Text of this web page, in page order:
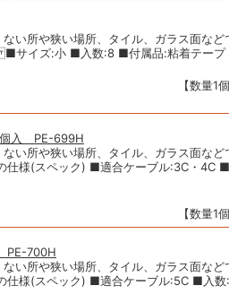
い所や狭い場所、タイル、ガラス面など
サイズ:小 ■入数:8 ■付属品:粘着テープ
【数量1
個入 PE-699H
い所や狭い場所、タイル、ガラス面など
仕様(スペック) ■適合ケーブル:3C・4C
【数量1
PE-700H
い所や狭い場所、タイル、ガラス面など
仕様(スペック) ■適合ケーブル:5C ■入